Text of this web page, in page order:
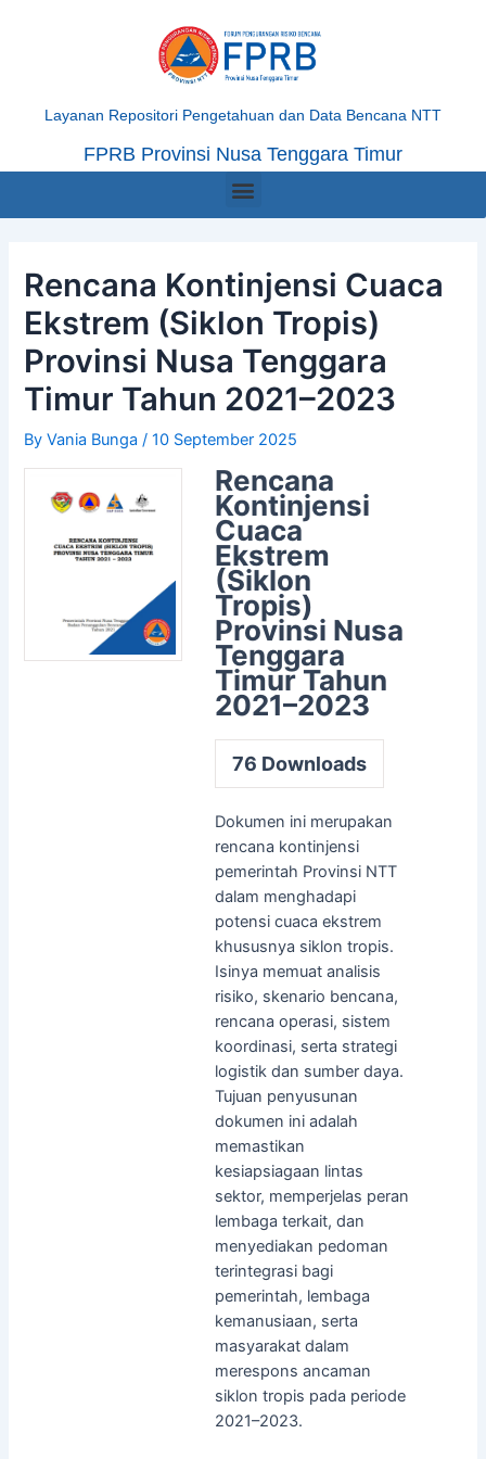
Layanan Repositori Pengetahuan dan Data Bencana NTT
FPRB Provinsi Nusa Tenggara Timur
Menu
Rencana Kontinjensi Cuaca
Ekstrem (Siklon Tropis)
Provinsi Nusa Tenggara
Timur Tahun 2021–2023
ByVania Bunga/10 September 2025
Rencana
Kontinjensi
Cuaca
Ekstrem
(Siklon
Tropis)
Provinsi Nusa
Tenggara
Timur Tahun
2021–2023
76 Downloads
Dokumen ini merupakan
rencana kontinjensi
pemerintah Provinsi NTT
dalam menghadapi
potensi cuaca ekstrem
khususnya siklon tropis.
Isinya memuat analisis
risiko, skenario bencana,
rencana operasi, sistem
koordinasi, serta strategi
logistik dan sumber daya.
Tujuan penyusunan
dokumen ini adalah
memastikan
kesiapsiagaan lintas
sektor, memperjelas peran
lembaga terkait, dan
menyediakan pedoman
terintegrasi bagi
pemerintah, lembaga
kemanusiaan, serta
masyarakat dalam
merespons ancaman
siklon tropis pada periode
2021–2023.